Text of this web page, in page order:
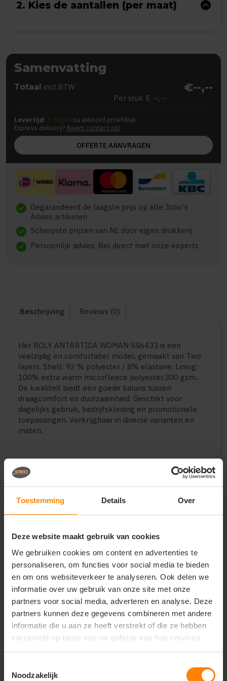
Toestemming Details Over
Deze website maakt gebruik van cookies
We gebruiken cookies om content en advertenties te
personaliseren, om functies voor social media te bieden
en om ons websiteverkeer te analyseren. Ook delen we
informatie over uw gebruik van onze site met onze
partners voor social media, adverteren en analyse. Deze
partners kunnen deze gegevens combineren met andere
informatie die u aan ze heeft verstrekt of die ze hebben
verzameld op basis van uw gebruik van hun services.
Noodzakelijk
2. Kies de aantallen (per maat)
Samenvatting
Totaal incl.BTW €--,--
Per stuk € --,--
Levertijd: 5 dagen na akkoord proefdruk
Express delivery? Neem contact op!
OFFERTE AANVRAGEN
check Gegarandeerd de laagste prijs op alle Jobo's
Advies artikelen
check Scherpste prijzen van NL door eigen drukkerij
check Persoonlijk advies: Bel direct met onze experts
Beschrijving Reviews (0)
Het ROLY ANTARTIDA WOMAN SS6433 is een
veelzijdig en comfortabel model, gemaakt van Two
layers. Shell: 92 % polyester / 8% elastane. Lining:
100% extra warm microfleece polyester.300 gsm..
De kwaliteit biedt een goede balans tussen
draagcomfort en duurzaamheid. Geschikt voor
dagelijks gebruik, bedrijfskleding en promotionele
toepassingen. Verkrijgbaar in diverse varianten en
maten.
Vragen? Neem contact
klantenservice
mail info@jobopromotions.nl
store
Bezoek onze showroom:
Provincialeweg 59 - Velddriel
Dit vind je misschien ook leuk
Items van productcarrousel